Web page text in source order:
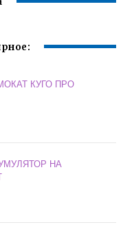
КУГО ПРО
НА